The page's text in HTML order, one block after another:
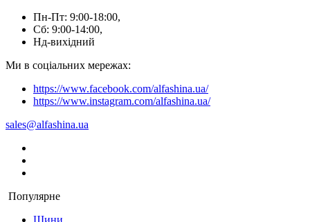
Пн-Пт: 9:00-18:00,
Сб: 9:00-14:00,
Нд-вихідний
Ми в соціальних мережах:
https://www.facebook.com/alfashina.ua/
https://www.instagram.com/alfashina.ua/
sales@alfashina.ua
Популярне
Шини